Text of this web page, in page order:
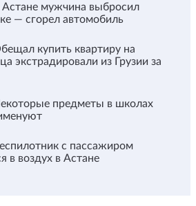
Астане мужчина выбросил
— сгорел автомобиль
купить квартиру на
экстрадировали из Грузии за
предметы в школах
с пассажиром
в воздух в Астане